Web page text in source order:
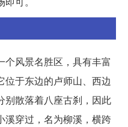
个风景名胜区，具有丰富
位于东边的卢师山、西边
别散落着八座古刹，因此
溪穿过，名为柳溪，横跨